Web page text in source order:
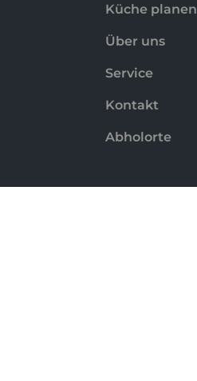
Küche planen
Über uns
Service
Kontakt
Abholorte